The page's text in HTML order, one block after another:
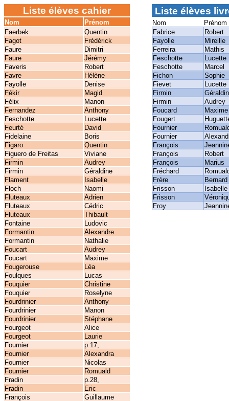
Liste élèves cahier Liste élèves
Nom Prénom Nom
Prénom
Faerbek
Quentin Fabrice
Robert
Fagot
Frédérick Fayolle
Mireille
Faure
Dimitri Ferreira
Mathis
Faure
Jérémy Feschotte
Lucette
Faveris
Robert Feschotte
Marcel
Favre
Hélène Fichon
Sophie
Fayolle
Denise Fievet
Lucette
Fékir
Magid Firmin
Félix
Manon Firmin
Audrey
Fernandez
Anthony Foucard
Maxime
Feschotte
Lucette Fougert
Feurté
David Fournier
Fidelaine
Boris Fournier
Figaro
Quentin François
Figuero de Freitas
Viviane François
Robert
Firmin
Audrey François
Marius
Firmin
Géraldine Fréchard
Flament
Isabelle Frère
Bernard
Floch
Naomi Frisson
Isabelle
Fluteaux
Adrien Frisson
Fluteaux
Cédric Froy
Fluteaux
Thibault
Fontaine
Ludovic
Formantin
Alexandre
Formantin
Nathalie
Foucart
Audrey
Foucart
Maxime
Fougerouse
Léa
Foulques
Lucas
Fouquier
Christine
Fouquier
Roselyne
Fourdrinier
Anthony
Fourdrinier
Manon
Fourdrinier
Stéphane
Fourgeot
Alice
Fourgeot
Laurie
Fournier
p.17,
Fournier
Alexandra
Fournier
Nicolas
Fournier
Romuald
Fradin
p.28,
Fradin
Eric
François
Guillaume